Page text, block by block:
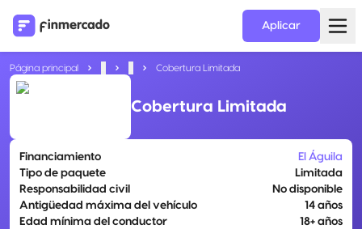
Aplicar
Página principal Cobertura Limitada
Cobertura Limitada
Financiamiento
El Águila
Tipo de paquete
Limitada
Responsabilidad civil
No disponible
Antigüedad máxima del vehículo
14 años
Edad mínima del conductor
18+ años